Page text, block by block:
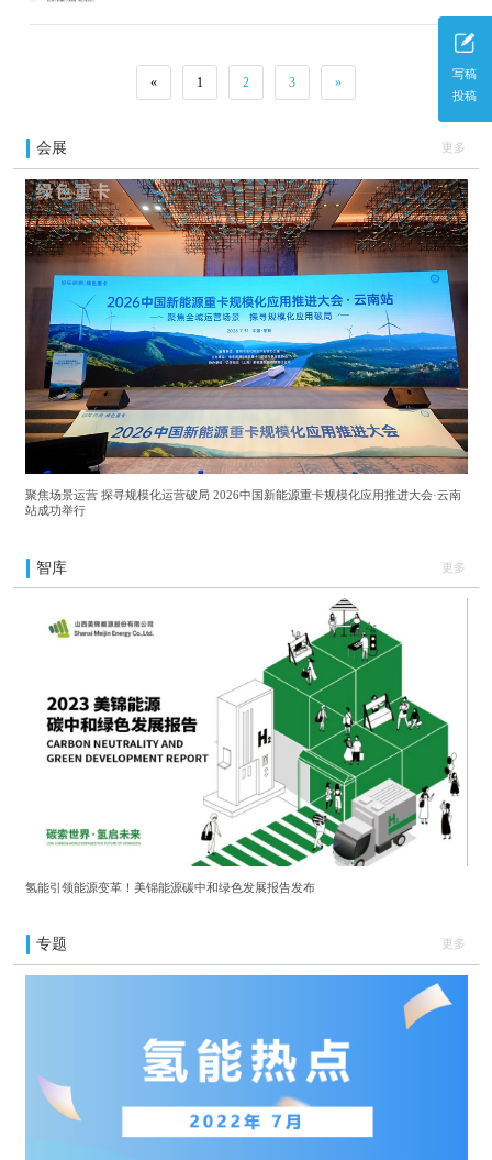
写稿
投稿
« 1 2 3 »
会展 更多
聚焦场景运营 探寻规模化运营破局 2026中国新能源重卡规模化应用推进大会·云南
站成功举行
智库 更多
氢能引领能源变革！美锦能源碳中和绿色发展报告发布
专题 更多